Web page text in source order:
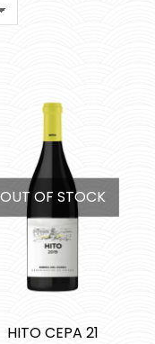
OUT OF STOCK
HITO CEPA 21